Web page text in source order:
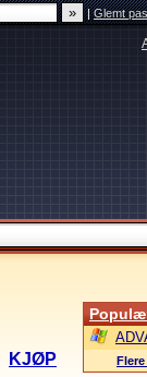
|Glemt
KJØP